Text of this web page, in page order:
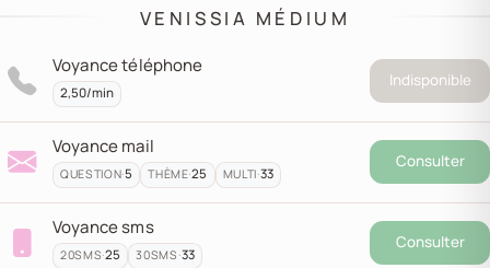
VENISSIA MÉDIUM
Voyance téléphone
2,50/min
Indisponible
Voyance mail
QUESTION·5 THÈME·25 MULTI·33
Consulter
Voyance sms
20SMS·25 30SMS ·33
Consulter